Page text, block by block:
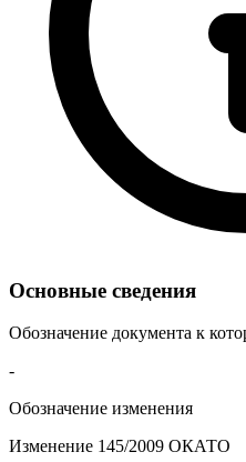
Основные сведения
Обозначение документа к
-
Обозначение изменения
Изменение 145/2009 ОКАТО